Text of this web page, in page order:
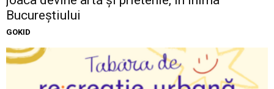
Bucureștiului
GOKID